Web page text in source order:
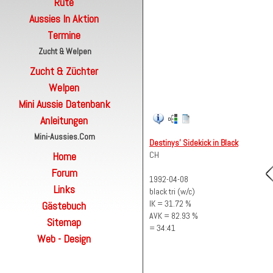
Aussies In Aktion
Termine
Zucht & Welpen
Zucht & Züchter
Welpen
Mini Aussie Datenbank
Anleitungen
Mini-Aussies.com
Home
Forum
Links
Gästebuch
Sitemap
Web - Design
Destinys' Sidekick in Black
CH
1992-04-08
black tri (w/c)
IK = 31.72 %
AVK = 82.93 %
= 34:41